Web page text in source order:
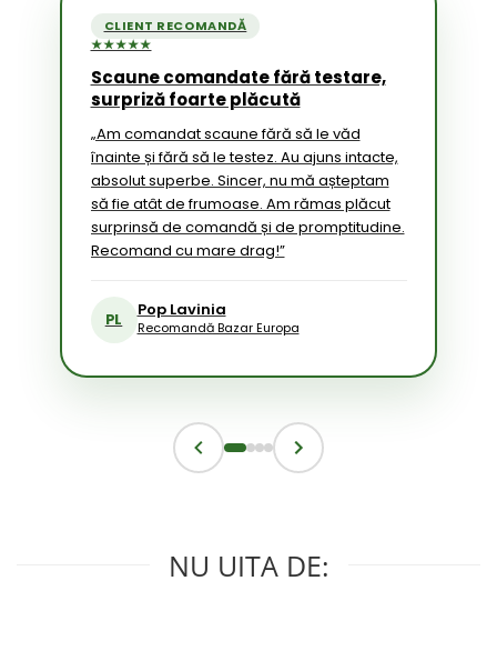
CLIENT RECOMANDĂ
★★★★★
Scaune comandate fără testare,
surpriză foarte plăcută
„Am comandat scaune fără să le văd
înainte și fără să le testez. Au ajuns intacte,
absolut superbe. Sincer, nu mă așteptam
să fie atât de frumoase. Am rămas plăcut
surprinsă de comandă și de promptitudine.
Recomand cu mare drag!”
PL Pop Lavinia
Recomandă Bazar Europa
NU UITA DE: